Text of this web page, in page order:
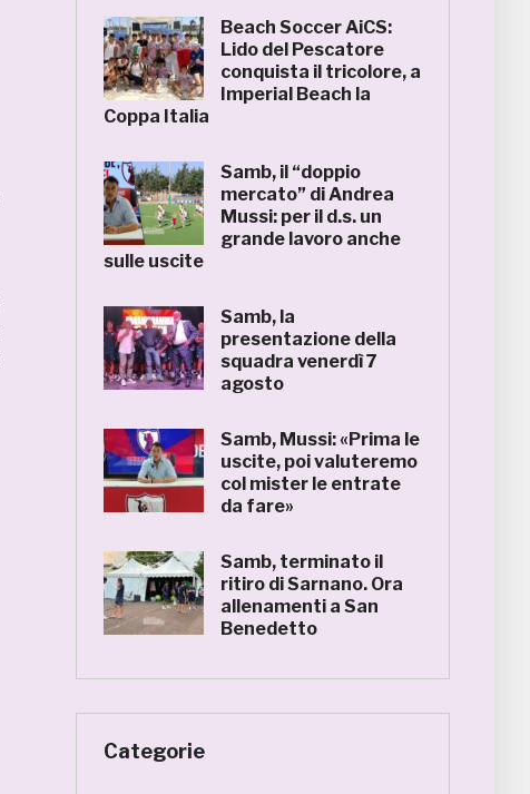
Beach Soccer AiCS:
Lido del Pescatore
conquista il tricolore, a
Imperial Beach la
Coppa Italia
Samb, il “doppio
mercato” di Andrea
Mussi: per il d.s. un
grande lavoro anche
sulle uscite
Samb, la
presentazione della
squadra venerdì 7
agosto
Samb, Mussi: «Prima le
uscite, poi valuteremo
col mister le entrate
da fare»
Samb, terminato il
ritiro di Sarnano. Ora
allenamenti a San
Benedetto
Categorie